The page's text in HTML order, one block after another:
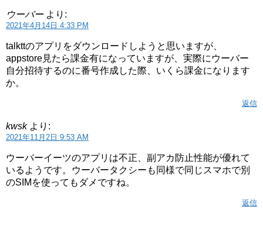
ウーバー より:
2021年4月14日 4:33 PM
talkttのアプリをダウンロードしようと思いますが、
appstore見たら課金有になっていますが、実際にウーバー
自分招待するのに番号作成した際、いくら課金になります
か。
返信
kwsk より:
2021年11月2日 9:53 AM
ウーバーイーツのアプリは不正、副アカ防止性能が優れて
いるようです。ウーバータクシーも同様で同じスマホで別
のSIMを使ってもダメですね。
返信